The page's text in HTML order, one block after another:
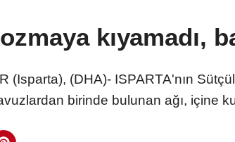
kıyamadı,
(Isparta), (DHA)- ISPARTA'nın
birinde bulunan ağı, içine